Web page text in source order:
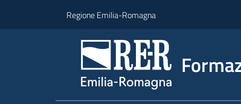
Regione Emilia-Romagna